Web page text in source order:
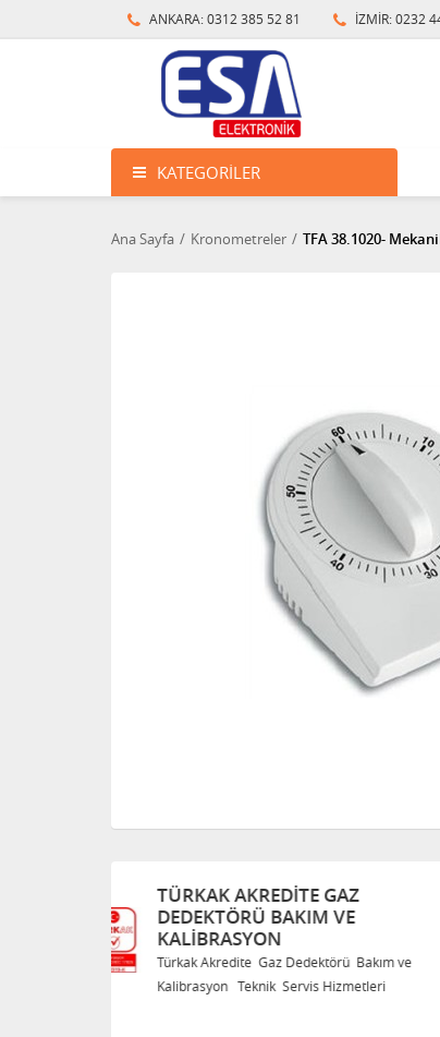
ANKARA: 0312 385 52 81 İZMİR: 0232
KATEGORILER
Ana Sayfa Kronometreler TFA 38.1020-
TÜRKAK AKREDITE GAZ
DEDEKTÖRÜ BAKIM VE
KALIBRASYON
Türkak Akredite Gaz Dedektörü Bakım
Kalibrasyon Teknik Servis Hizmetleri